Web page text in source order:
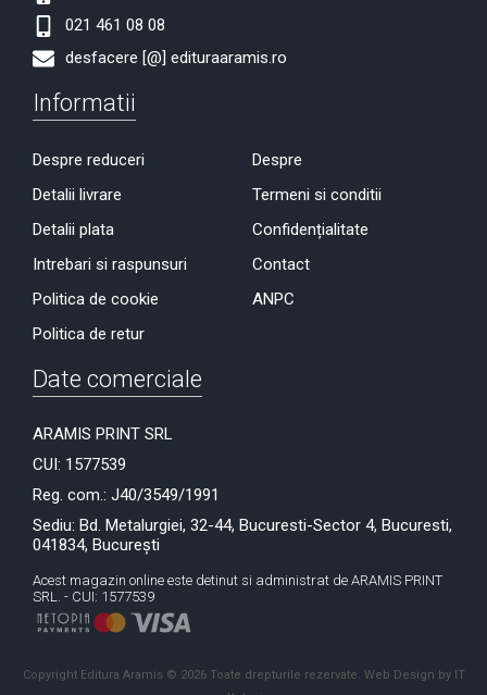
021 461 08 08
desfacere [@] edituraaramis.ro
Informatii
Despre reduceri
Detalii livrare
Detalii plata
Intrebari si raspunsuri
Politica de cookie
Politica de retur
Despre
Termeni si conditii
Confidențialitate
Contact
ANPC
Date comerciale
ARAMIS PRINT SRL
CUI: 1577539
Reg. com.: J40/3549/1991
Sediu: Bd. Metalurgiei, 32-44, Bucuresti-Sector 4, Bucuresti,
041834, București
Acest magazin online este detinut si administrat de ARAMIS PRINT
SRL. - CUI: 1577539
Copyright Editura Aramis © 2026 Toate drepturile rezervate. Web Design by IT